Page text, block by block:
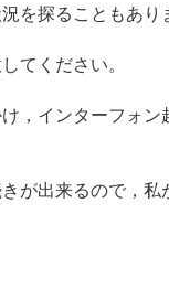
を探ることもあり
てください。
インターフォ
出来るので，